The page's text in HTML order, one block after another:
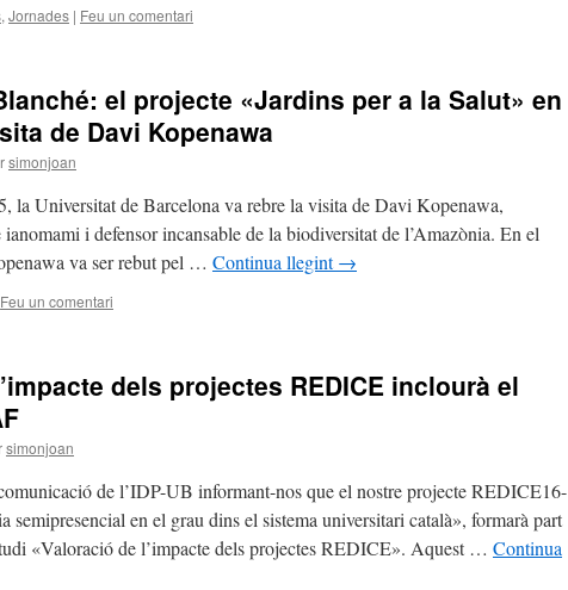
, Jornades | Feu un comentari
el projecte «Jardins per a la Salut» en
de Davi Kopenawa
simonjoan
la Universitat de Barcelona va rebre la visita de Davi Kopenawa,
i defensor incansable de la biodiversitat de l’Amazònia. En el
va ser rebut pel … Continua llegint→
Feu un comentari
dels projectes REDICE inclourà el
simonjoan
de l’IDP-UB informant-nos que el nostre projecte REDICE16-
semipresencial en el grau dins el sistema universitari català», formarà part
«Valoració de l’impacte dels projectes REDICE». Aquest … Continua